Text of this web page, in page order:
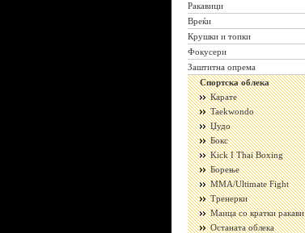
Ракавици
Вреќи
Крушки и топки
Фокусери
Заштитна опрема
Спортска облека
Карате
Taekwondo
Џудо
Бокс
Kick I Thai Boxing
Борење
ММА/Ultimate Fight
Тренерки
Маица со кратки ракави
Останата облека